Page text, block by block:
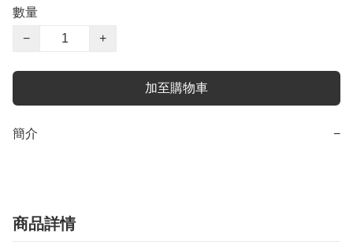
數量
−
+
加至購物車
簡介 −
商品詳情